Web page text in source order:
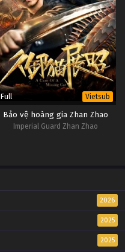
Full Vietsub
Bảo vệ hoàng gia Zhan Zhao
Imperial Guard Zhan Zhao
2026
2025
2025